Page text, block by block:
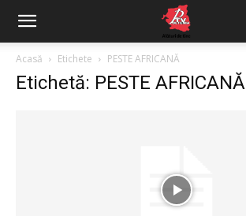
Acasă Etichete PESTE AFRICANĂ
Etichetă: PESTE AFRICANĂ